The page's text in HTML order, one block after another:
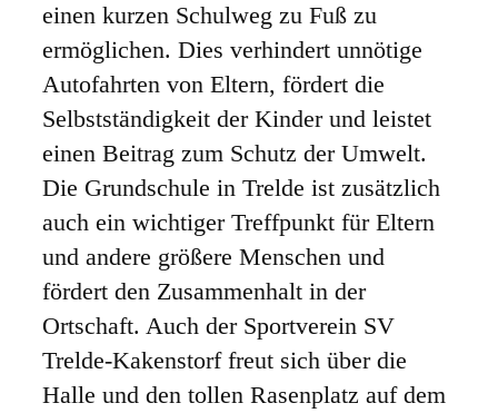
einen kurzen Schulweg zu Fuß zu
ermöglichen. Dies verhindert unnötige
Autofahrten von Eltern, fördert die
Selbstständigkeit der Kinder und leistet
einen Beitrag zum Schutz der Umwelt.
Die Grundschule in Trelde ist zusätzlich
auch ein wichtiger Treffpunkt für Eltern
und andere größere Menschen und
fördert den Zusammenhalt in der
Ortschaft. Auch der Sportverein SV
Trelde-Kakenstorf freut sich über die
Halle und den tollen Rasenplatz auf dem